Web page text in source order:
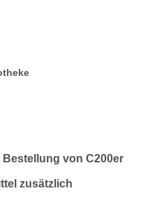
von C200er
zusätzlich